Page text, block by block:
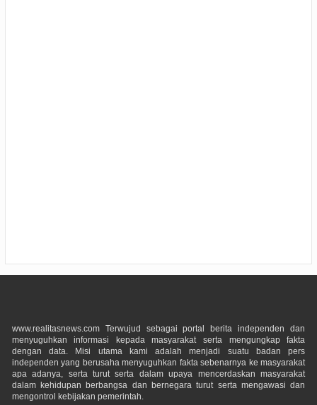
www.realitasnews.com Terwujud sebagai portal berita independen dan
menyuguhkan informasi kepada masyarakat serta mengungkap fakta
dengan data. Misi utama kami adalah menjadi suatu badan pers
independen yang berusaha menyuguhkan fakta sebenarnya ke masyarakat
apa adanya, serta turut serta dalam upaya mencerdaskan masyarakat
dalam kehidupan berbangsa dan bernegara turut serta mengawasi dan
mengontrol kebijakan pemerintah.